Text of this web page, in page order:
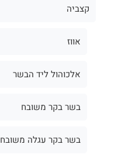
קצביה
אווז
אלכוהול ליד הבשר
בשר בקר משובח
בשר בקר עגלה משובח